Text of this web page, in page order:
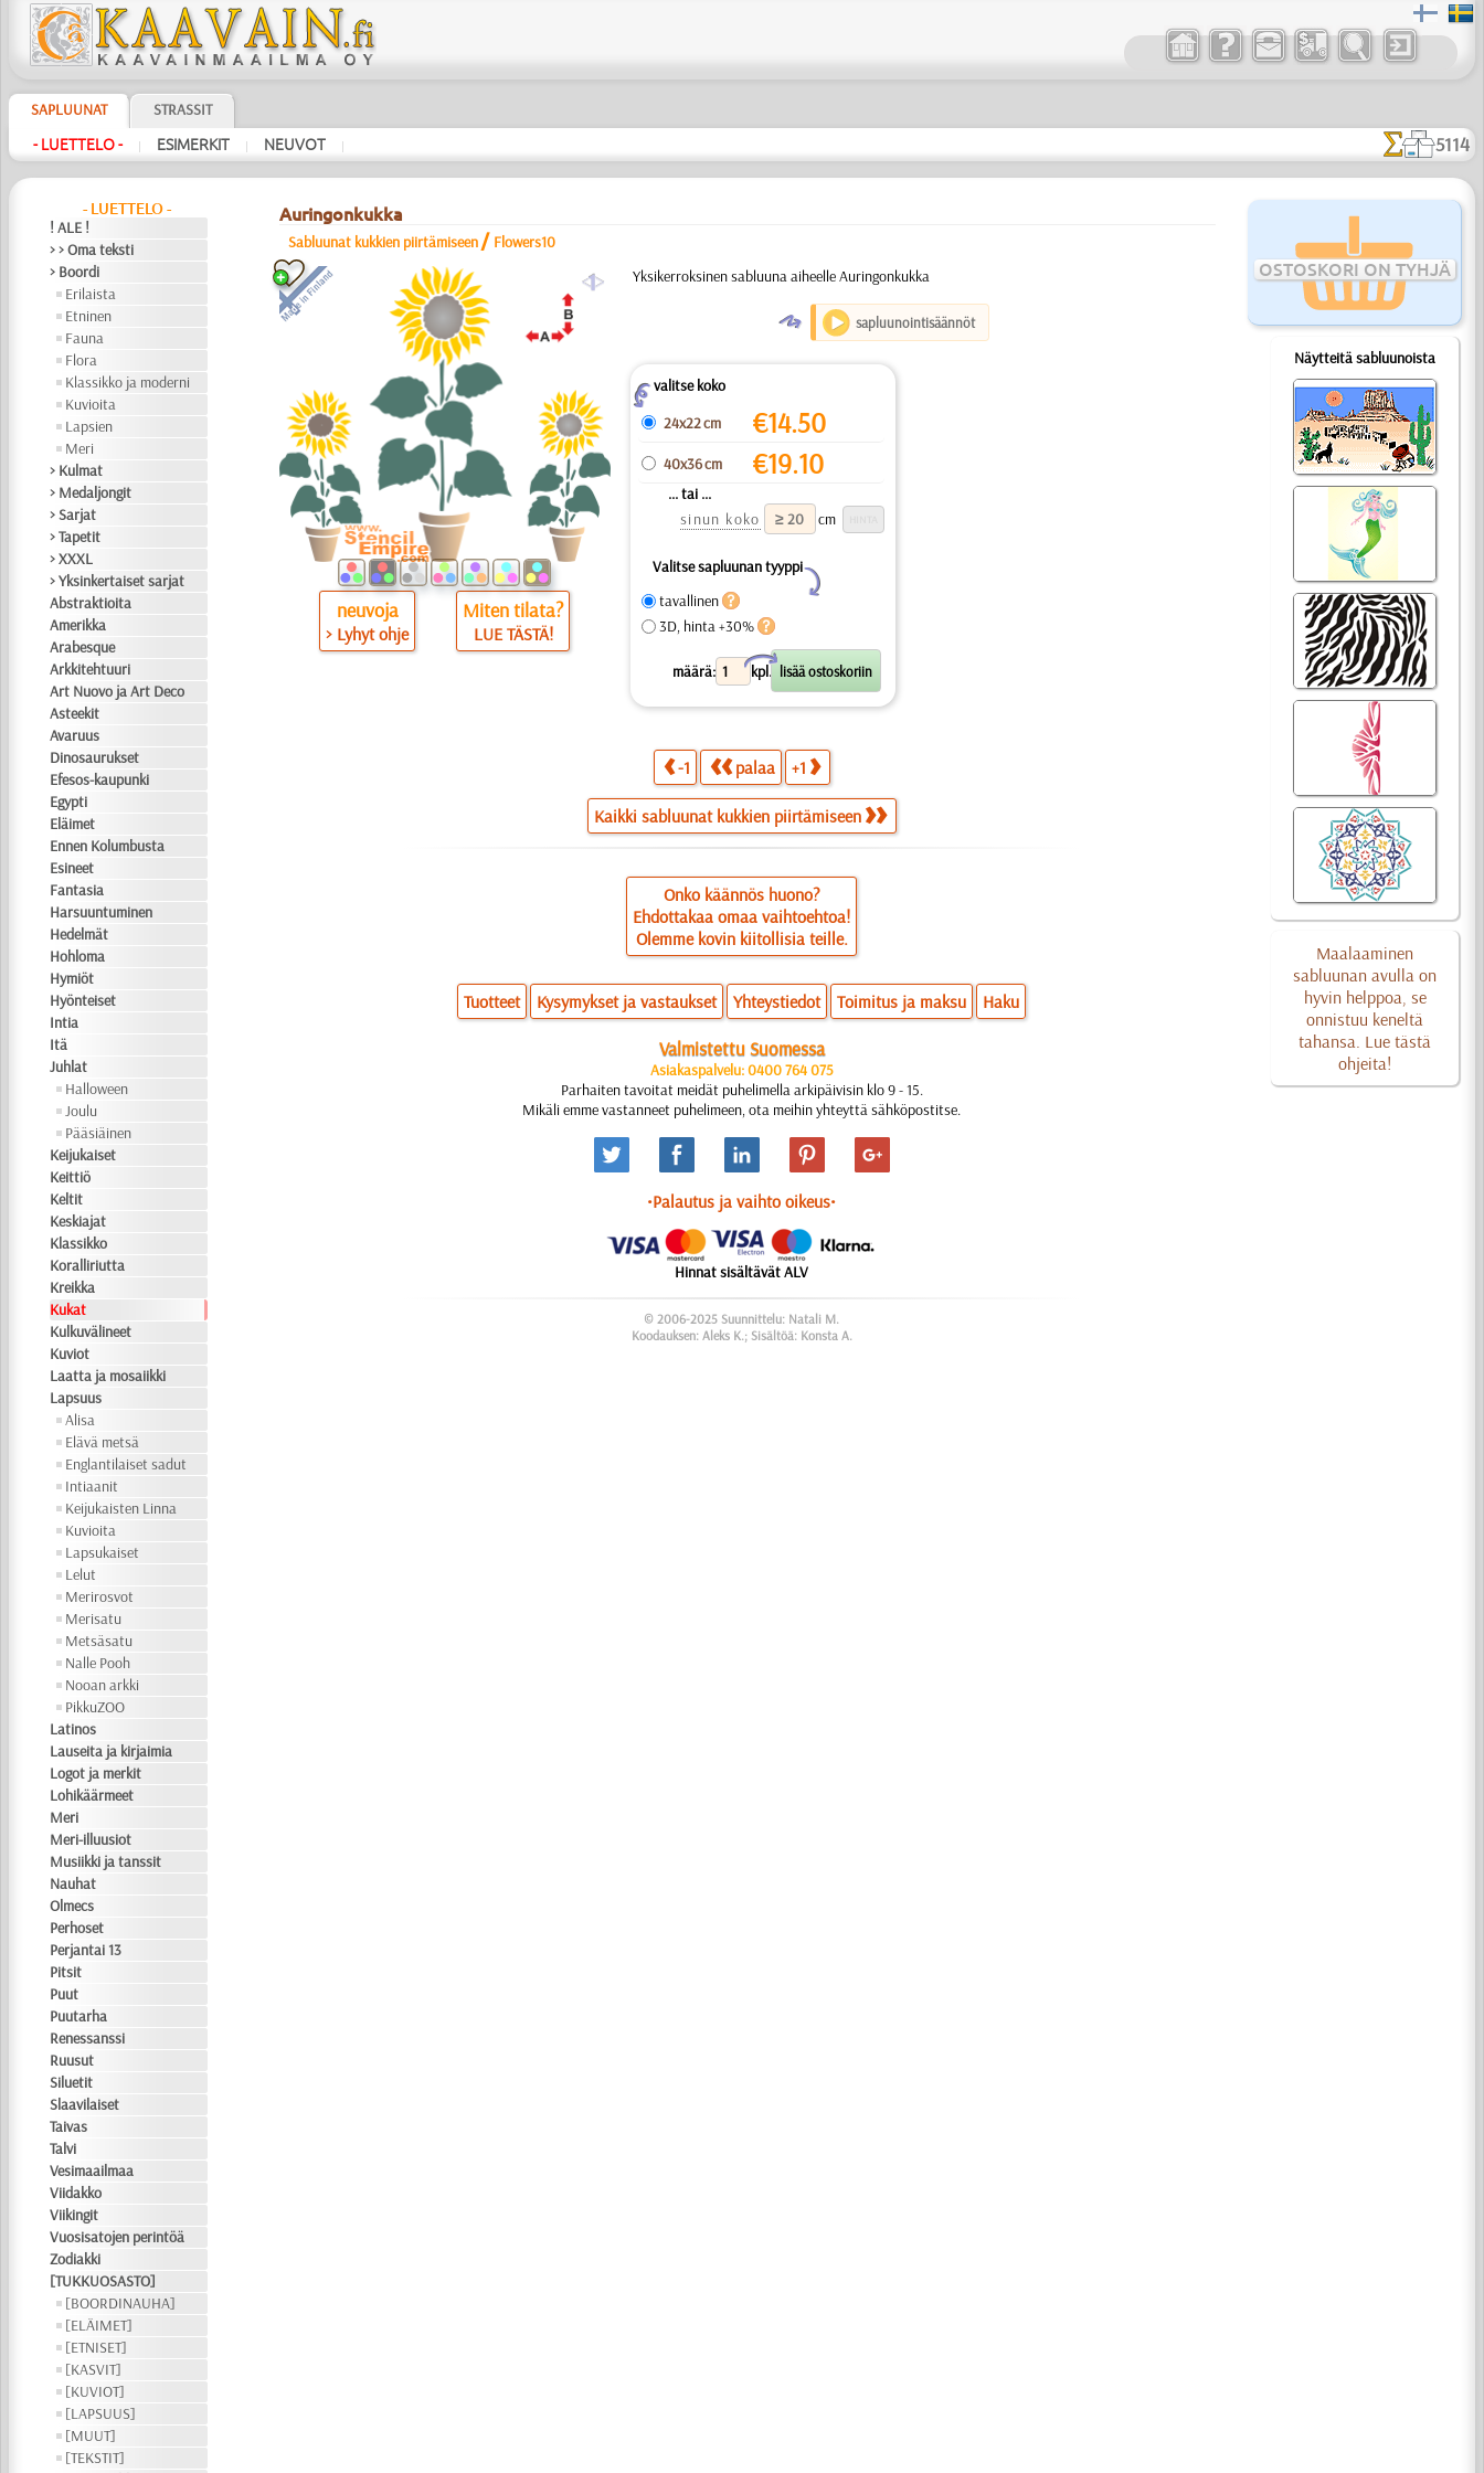
SAPLUUNAT STRASSIT
- LUETTELO - | ESIMERKIT | NEUVOT | 5114
- LUETTELO -
! ALE !
> > Oma teksti
> Boordi
Erilaista
Etninen
Fauna
Flora
Klassikko ja moderni
Kuvioita
Lapsien
Meri
> Kulmat
> Medaljongit
> Sarjat
> Tapetit
> XXXL
> Yksinkertaiset sarjat
Abstraktioita
Amerikka
Arabesque
Arkkitehtuuri
Art Nuovo ja Art Deco
Asteekit
Avaruus
Dinosaurukset
Efesos-kaupunki
Egypti
Eläimet
Ennen Kolumbusta
Esineet
Fantasia
Harsuuntuminen
Hedelmät
Hohloma
Hymiöt
Hyönteiset
Intia
Itä
Juhlat
Halloween
Joulu
Pääsiäinen
Keijukaiset
Keittiö
Keltit
Keskiajat
Klassikko
Koralliriutta
Kreikka
Kukat
Kulkuvälineet
Kuviot
Laatta ja mosaiikki
Lapsuus
Alisa
Elävä metsä
Englantilaiset sadut
Intiaanit
Keijukaisten Linna
Kuvioita
Lapsukaiset
Lelut
Merirosvot
Merisatu
Metsäsatu
Nalle Pooh
Nooan arkki
PikkuZOO
Latinos
Lauseita ja kirjaimia
Logot ja merkit
Lohikäärmeet
Meri
Meri-illuusiot
Musiikki ja tanssit
Nauhat
Olmecs
Perhoset
Perjantai 13
Pitsit
Puut
Puutarha
Renessanssi
Ruusut
Siluetit
Slaavilaiset
Taivas
Talvi
Vesimaailmaa
Viidakko
Viikingit
Vuosisatojen perintöä
Zodiakki
[TUKKUOSASTO]
[BOORDINAUHA]
[ELÄIMET]
[ETNISET]
[KASVIT]
[KUVIOT]
[LAPSUUS]
[MUUT]
[TEKSTIT]
OSTOSKORI ON TYHJÄ
Näytteitä sabluunoista
Maalaaminen
sabluunan avulla on
hyvin helppoa, se
onnistuu keneltä
tahansa. Lue tästä
ohjeita!
Auringonkukka
Sabluunat kukkien piirtämiseen / Flowers10
a
neuvoja
> Lyhyt ohje
Miten tilata?
LUE TÄSTÄ!
Yksikerroksinen sabluuna aiheelle Auringonkukka
O sapluunointisäännöt
Zvalitse koko
24x22 cm
€14.50
40x36 cm €19.10
... tai ...
sinun koko
cm
Valitse sapluunan tyyppi
Y
tavallinen
3D, hinta +30%
määrä: kpl.
X
-1 palaa +1
Kaikki sabluunat kukkien piirtämiseen
Onko käännös huono?
Ehdottakaa omaa vaihtoehtoa!
Olemme kovin kiitollisia teille.
Tuotteet Kysymykset ja vastaukset Yhteystiedot Toimitus ja maksu Haku
Valmistettu Suomessa
Asiakaspalvelu: 0400 764 075
Parhaiten tavoitat meidät puhelimella arkipäivisin klo 9 - 15.
Mikäli emme vastanneet puhelimeen, ota meihin yhteyttä sähköpostitse.
•Palautus ja vaihto oikeus•
Hinnat sisältävät ALV
© 2006-2025 Suunnittelu: Natali M.
Koodauksen: Aleks K.; Sisältöä: Konsta A.